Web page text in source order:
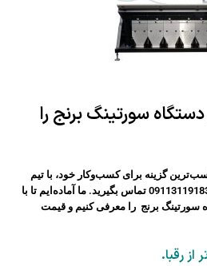
سورتینگ برنج را
گزینه برای کسب‌وکار خود، با تیم
ده‌ایم تا با
سورتینگ برنج را معرفی کنیم و قیمت
از رقبا.